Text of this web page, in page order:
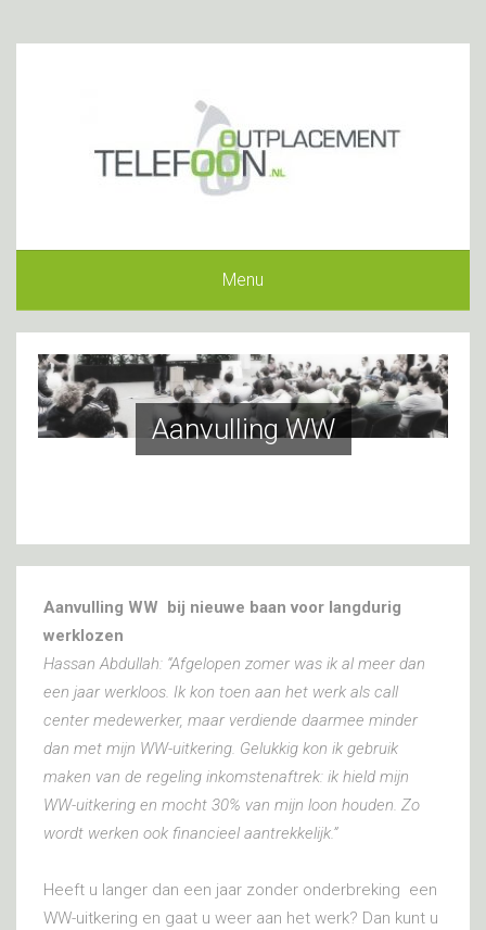
Menu
Aanvulling WW
Aanvulling WW bij nieuwe baan voor langdurig
werklozen
Hassan Abdullah: “Afgelopen zomer was ik al meer dan
een jaar werkloos. Ik kon toen aan het werk als call
center medewerker, maar verdiende daarmee minder
dan met mijn WW-uitkering. Gelukkig kon ik gebruik
maken van de regeling inkomstenaftrek: ik hield mijn
WW-uitkering en mocht 30% van mijn loon houden. Zo
wordt werken ook financieel aantrekkelijk.”
Heeft u langer dan een jaar zonder onderbreking een
WW-uitkering en gaat u weer aan het werk? Dan kunt u